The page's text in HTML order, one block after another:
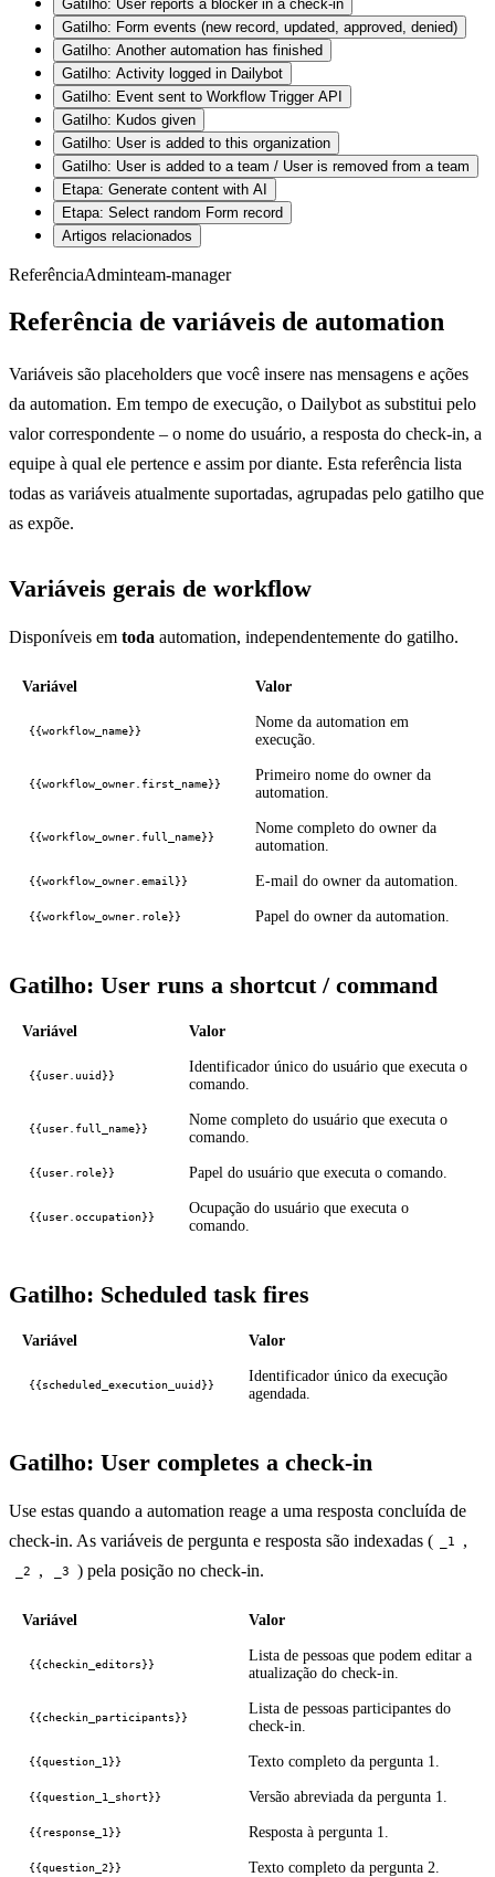
Gatilho: User reports a blocker in a check-in
Gatilho: Form events (new record, updated, approved, denied)
Gatilho: Another automation has finished
Gatilho: Activity logged in Dailybot
Gatilho: Event sent to Workflow Trigger API
Gatilho: Kudos given
Gatilho: User is added to this organization
Gatilho: User is added to a team / User is removed from a team
Etapa: Generate content with AI
Etapa: Select random Form record
Artigos relacionados
ReferênciaAdminteam-manager
Referência de variáveis de automation
Variáveis são placeholders que você insere nas mensagens e ações
da automation. Em tempo de execução, o Dailybot as substitui pelo
valor correspondente – o nome do usuário, a resposta do check-in, a
equipe à qual ele pertence e assim por diante. Esta referência lista
todas as variáveis atualmente suportadas, agrupadas pelo gatilho que
as expõe.
Variáveis gerais de workflow
Disponíveis em toda automation, independentemente do gatilho.
Variável Valor
{{workflow_name}}
Nome da automation em
execução.
{{workflow_owner.first_name}}
Primeiro nome do owner da
automation.
{{workflow_owner.full_name}}
Nome completo do owner da
automation.
{{workflow_owner.email}} E-mail do owner da automation.
{{workflow_owner.role}} Papel do owner da automation.
Gatilho: User runs a shortcut / command
Variável Valor
{{user.uuid}}
Identificador único do usuário que executa o
comando.
{{user.full_name}}
Nome completo do usuário que executa o
comando.
{{user.role}} Papel do usuário que executa o comando.
{{user.occupation}}
Ocupação do usuário que executa o
comando.
Gatilho: Scheduled task fires
Variável Valor
{{scheduled_execution_uuid}}
Identificador único da execução
agendada.
Gatilho: User completes a check-in
Use estas quando a automation reage a uma resposta concluída de
check-in. As variáveis de pergunta e resposta são indexadas (
_1 ,
_2 , _3 ) pela posição no check-in.
Variável Valor
{{checkin_editors}}
Lista de pessoas que podem editar a
atualização do check-in.
{{checkin_participants}}
Lista de pessoas participantes do
check-in.
{{question_1}} Texto completo da pergunta 1.
{{question_1_short}} Versão abreviada da pergunta 1.
{{response_1}} Resposta à pergunta 1.
{{question_2}} Texto completo da pergunta 2.